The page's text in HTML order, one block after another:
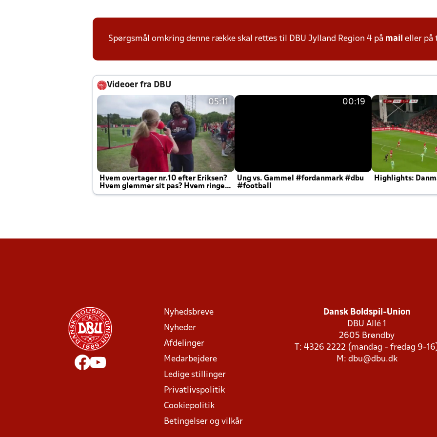
Spørgsmål omkring denne række skal rettes til DBU Jylland Region 4 på mail eller på
Videoer fra DBU
05:11
Hvem overtager nr.10 efter Eriksen?
Hvem glemmer sit pas? Hvem ringer
Joachim altid til efter kampe?
00:19
Ung vs. Gammel #fordanmark #dbu
#football
Highlights:
Nyhedsbreve
Nyheder
Afdelinger
Medarbejdere
Ledige stillinger
Privatlivspolitik
Cookiepolitik
Betingelser og vilkår
Dansk Boldspil-Union
DBU Allé 1
2605 Brøndby
T: 4326 2222 (mandag - fredag 9-
M: dbu@dbu.dk